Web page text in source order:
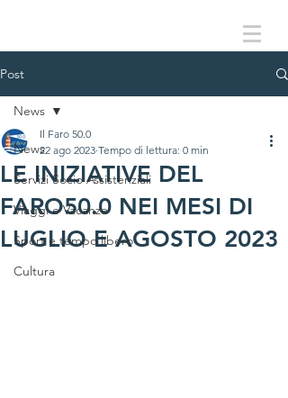
Post
News
Servizi Socio Assistenziali
Viaggi e Vacanze
Sport e tempo libero
Cultura
News
LE INIZIATIVE DEL
FARO50.0 NEI MESI DI
LUGLIO E AGOSTO 2023
Il Faro 50.0
22 ago 2023 Tempo di lettura: 0 min